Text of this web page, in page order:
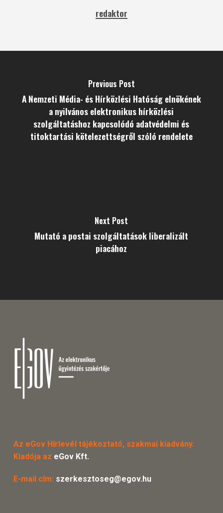
redaktor
Previous Post
A Nemzeti Média- és Hírközlési Hatóság elnökének
a nyilvános elektronikus hírközlési
szolgáltatáshoz kapcsolódó adatvédelmi és
titoktartási kötelezettségről szóló rendelete
Next Post
Mutató a postai szolgáltatások liberalizált
piacához
Az eGov Hírlevél tájékoztató, szakmai kiadvány.
Kiadója az eGov Kft.
E-mail cím: szerkesztoseg@egov.hu